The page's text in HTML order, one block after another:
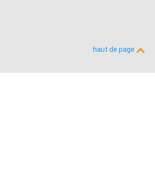
haut de page